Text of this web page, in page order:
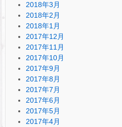
2018年3月
2018年2月
2018年1月
2017年12月
2017年11月
2017年10月
2017年9月
2017年8月
2017年7月
2017年6月
2017年5月
2017年4月